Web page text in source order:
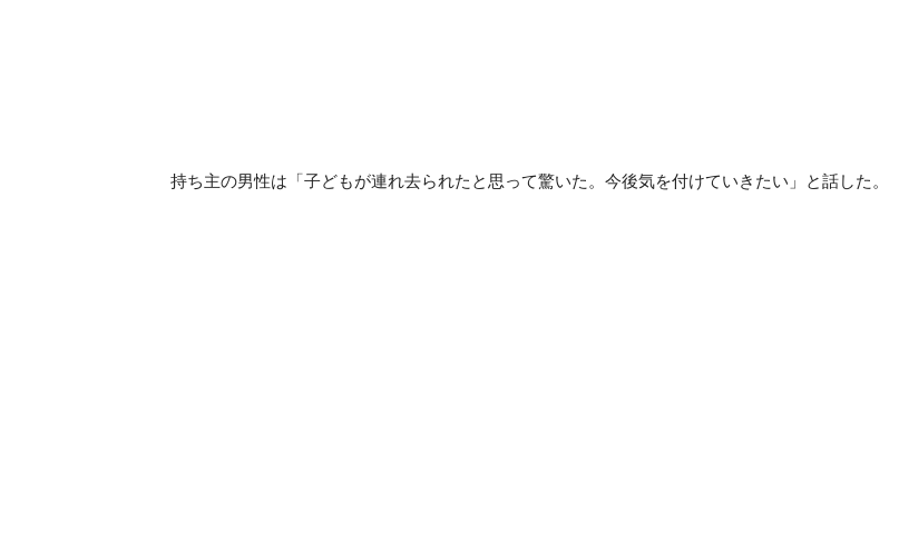
持ち主の男性は「子どもが連れ去られたと思って驚いた。今後気を付けていきたい」と話した。